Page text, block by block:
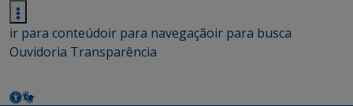
ir para conteúdoir para navegaçãoir para busca
Ouvidoria Transparência